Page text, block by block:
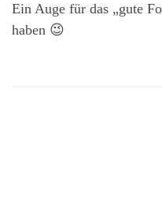
Ein Auge für das „gute
haben 😉